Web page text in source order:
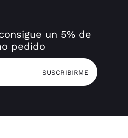
un 5% de
pedido